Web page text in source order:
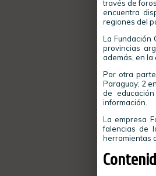
través de
encuentra
regiones del
La Fundación
provincias
además, en la
Por otra
Paraguay; 2
de
información.
La empresa
falencias de
herramientas